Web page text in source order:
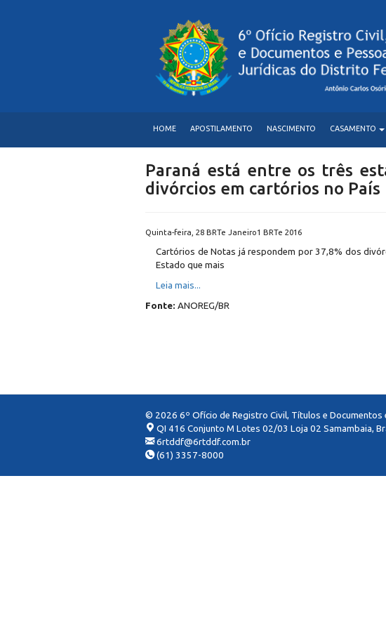
HOME APOSTILAMENTO NASCIMENTO CASAMENTO
Paraná está entre os três
divórcios em cartórios no País
Quinta-feira, 28 BRTe Janeiro1 BRTe 2016
Cartórios de Notas já respondem por 37,8% dos
Estado que mais
Leia mais...
Fonte: ANOREG/BR
© 2026 6º Ofício de Registro Civil, Títulos e Documentos
QI 416 Conjunto M Lotes 02/03 Loja 02 Samambaia,
6rtddf@6rtddf.com.br
(61) 3357-8000